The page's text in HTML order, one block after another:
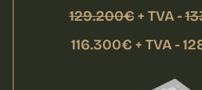
129.200€+ TVA -
116.300€ + TVA -